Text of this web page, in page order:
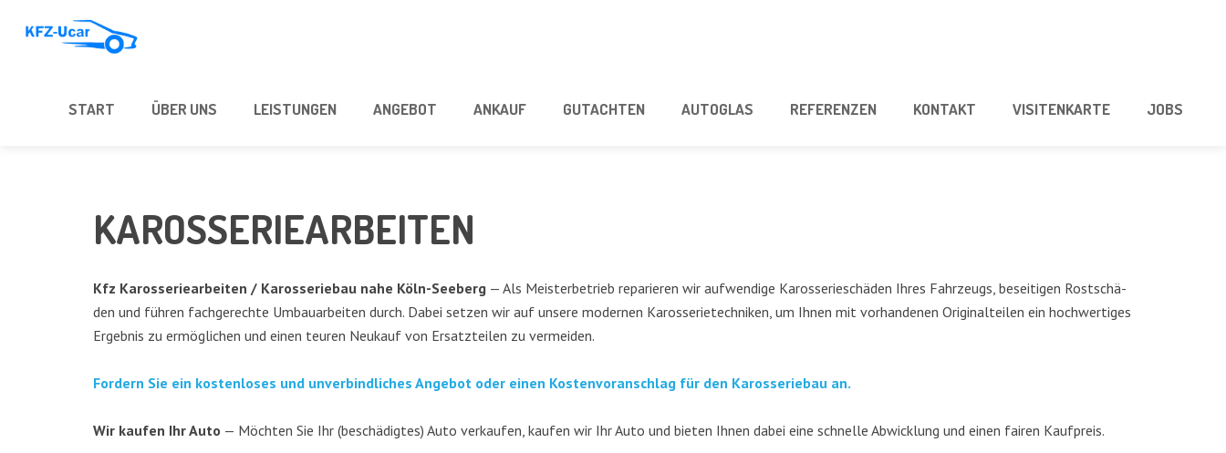
START ÜBER UNS LEIS­TUN­GEN ANGE­BOT ANKAUF GUT­ACH­TEN AUTO­GLAS REFE­REN­ZEN KON­TAKT VISI­TEN­KAR­TE JOBS
KAROS­SE­RIE­AR­BEI­TEN
Kfz Karos­se­rie­ar­bei­ten / Karos­se­rie­bau nahe Köln-See­berg — Als Meis­ter­be­trieb repa­rie­ren wir auf­wen­di­ge Karos­se­rie­schä­den Ihres Fahr­zeugs, besei­ti­gen Rost­schä­
den und füh­ren fach­ge­rech­te Umbau­ar­bei­ten durch. Dabei set­zen wir auf unse­re moder­nen Karos­se­rie­tech­ni­ken, um Ihnen mit vor­han­de­nen Ori­gi­nal­tei­len ein hoch­wer­ti­ges
Ergeb­nis zu ermög­li­chen und einen teu­ren Neu­kauf von Ersatz­tei­len zu vermeiden.
For­dern Sie ein kos­ten­lo­ses und unver­bind­li­ches Ange­bot oder einen Kos­ten­vor­anschlag für den Karos­se­rie­bau an.
Wir kau­fen Ihr Auto — Möch­ten Sie Ihr (beschä­dig­tes) Auto ver­kau­fen, kau­fen wir Ihr Auto und bie­ten Ihnen dabei eine schnel­le Abwick­lung und einen fai­ren Kaufpreis.